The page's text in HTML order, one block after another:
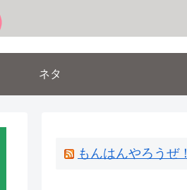
ネタ
もんはんやろうぜ！